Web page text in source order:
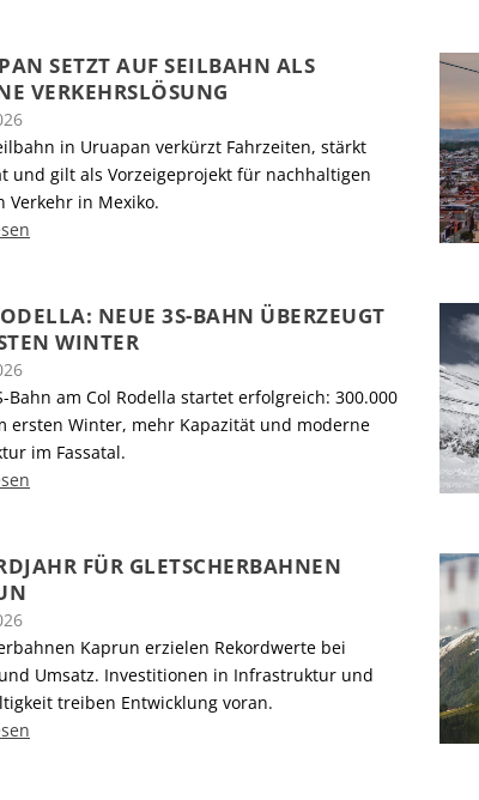
SETZT AUF SEILBAHN ALS
VERKEHRSLÖSUNG
in Uruapan verkürzt Fahrzeiten, stärkt
und gilt als Vorzeigeprojekt für nachhaltigen
Verkehr in Mexiko.
NEUE 3S-BAHN ÜBERZEUGT
WINTER
Bahn am Col Rodella startet erfolgreich: 300.000
ersten Winter, mehr Kapazität und moderne
im Fassatal.
FÜR GLETSCHERBAHNEN
Kaprun erzielen Rekordwerte bei
Umsatz. Investitionen in Infrastruktur und
treiben Entwicklung voran.